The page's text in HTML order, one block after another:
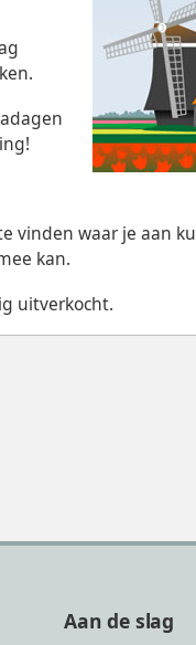
vinden waar je aan
kan.
uitverkocht.
Aan de slag